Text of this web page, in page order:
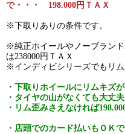
で・・・ 198.000円ＴＡＸ
※下取りありの条件です。
※純正ホイールやノーブラン
は238000円ＴＡＸ
※インディビシリーズでもリム
・下取りホイールにリムキズ
・タイヤの山がなくても大丈夫
・リム歪みさえなければ
・店頭でのカード払いもＯＫで